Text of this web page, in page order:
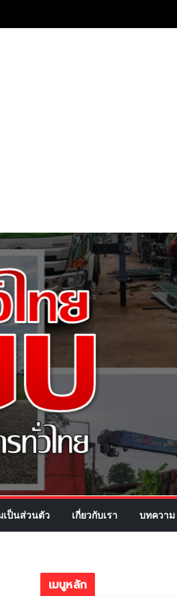
เป็นส่วนตัว เกี่ยวกับเรา บทความ
เมนูหลัก